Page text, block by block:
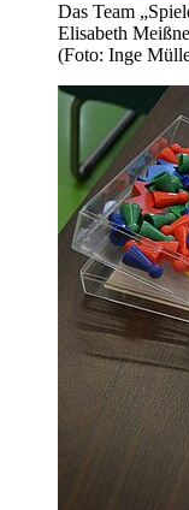
Das Team
Elisabeth
(Foto: Inge